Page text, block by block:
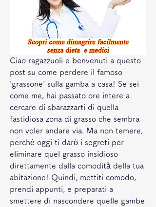
Ciao ragazzuoli e benvenuti a questo
post su come perdere il famoso
'grassone' sulla gamba a casa! Se sei
come me, hai passato ore intere a
cercare di sbarazzarti di quella
fastidiosa zona di grasso che sembra
non voler andare via. Ma non temere,
perché oggi ti darò i segreti per
eliminare quel grasso insidioso
direttamente dalla comodità della tua
abitazione! Quindi, mettiti comodo,
prendi appunti, e preparati a
smettere di nascondere quelle gambe